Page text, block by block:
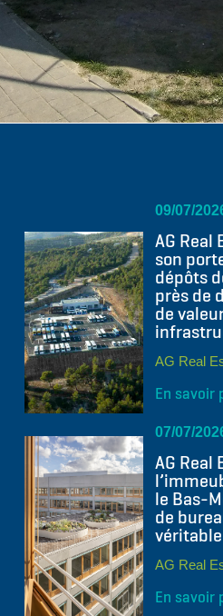
09/07/
AG Real
son
dépôts
près de
de
AG Real
En savoir
07/07/
AG Real
le Bas-
de
AG Real
En savoir